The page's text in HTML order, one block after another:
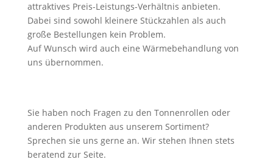
attraktives Preis-Leistungs-Verhältnis anbieten.
Dabei sind sowohl kleinere Stückzahlen als auch
große Bestellungen kein Problem.
Auf Wunsch wird auch eine Wärmebehandlung von
uns übernommen.
Sie haben noch Fragen zu den Tonnenrollen oder
anderen Produkten aus unserem Sortiment?
Sprechen sie uns gerne an. Wir stehen Ihnen stets
beratend zur Seite.